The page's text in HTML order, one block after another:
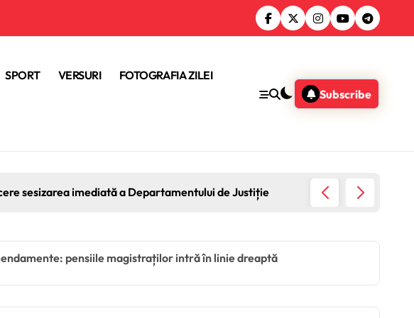
SPORT VERSURI FOTOGRAFIA ZILEI
Subscribe
sesizarea imediată a Departamentului de Justiție
pensiile magistraților intră în linie dreaptă